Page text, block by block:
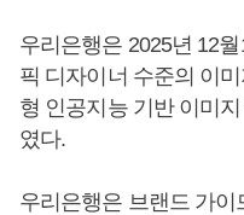
우리은행은 2025년 12
픽 디자이너 수준의 이
형 인공지능 기반 이미지
였다.
우리은행은 브랜드 가이